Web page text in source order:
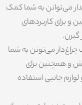
می‌توانن به شما کمک
و برای کاربردهای
گیرن.
چراغ‌دار می‌تونن به شما
و همچنین برای
جانبی استفاده